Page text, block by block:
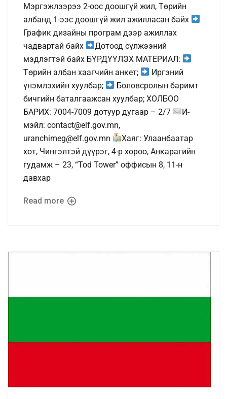
Мэргэжлээрээ 2-оос доошгүй жил, Төрийн
албанд 1-ээс доошгүй жил ажилласан байх
График дизайны програм дээр ажиллах
чадвартай байх
Дотоод сүлжээний
мэдлэгтэй байх БҮРДҮҮЛЭХ МАТЕРИАЛ:
Төрийн албан хаагчийн анкет;
Иргэний
үнэмлэхийн хуулбар;
Боловсролын баримт
бичгийн баталгаажсан хуулбар; ХОЛБОО
БАРИХ: 7004-7009 дотуур дугаар – 2/7
И-
мэйл: contact@elf.gov.mn,
uranchimeg@elf.gov.mn
Хаяг: Улаанбаатар
хот, Чингэлтэй дүүрэг, 4-р хороо, Анкарагийн
гудамж – 23, “Tod Tower” оффисын 8, 11-н
давхар
Read more